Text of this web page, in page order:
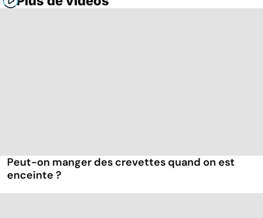
Peut-on manger des crevettes quand on est
enceinte ?